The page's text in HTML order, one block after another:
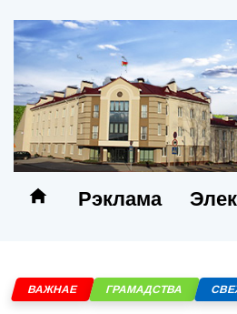
Рэклама
ВАЖНАЕ ГРАМАДСТВА